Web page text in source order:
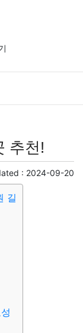
추천!
: 2024-09-20
길